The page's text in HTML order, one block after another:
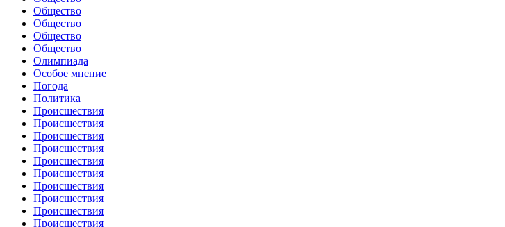
Общество
Общество
Общество
Общество
Олимпиада
Особое мнение
Погода
Политика
Происшествия
Происшествия
Происшествия
Происшествия
Происшествия
Происшествия
Происшествия
Происшествия
Происшествия
Происшествия